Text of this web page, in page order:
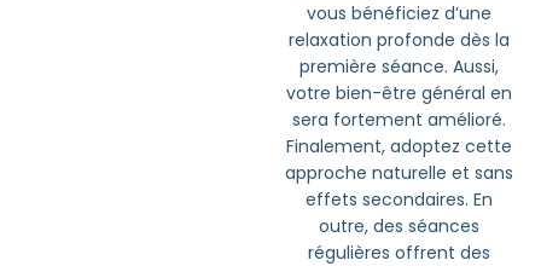
vous bénéficiez d’une
relaxation profonde dès la
première séance. Aussi,
votre bien-être général en
sera fortement amélioré.
Finalement, adoptez cette
approche naturelle et sans
effets secondaires. En
outre, des séances
régulières offrent des